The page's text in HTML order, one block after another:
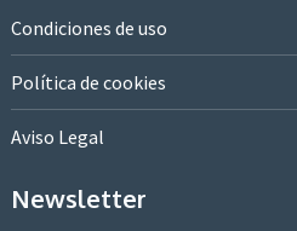
Condiciones de uso
Política de cookies
Aviso Legal
Newsletter